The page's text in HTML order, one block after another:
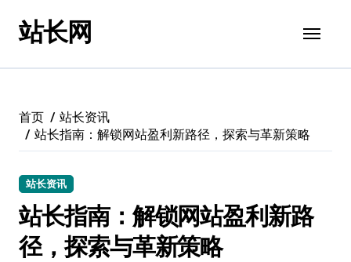
站长网
首页
站长资讯
站长指南：解锁网站盈利新路径，探索与革新策略
站长资讯
站长指南：解锁网站盈利新路
径，探索与革新策略